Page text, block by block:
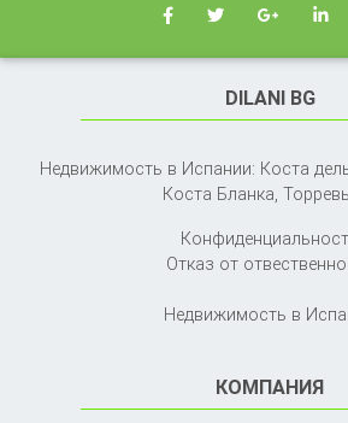
DILANI BG
Недвижимость в Испании: Коста
Коста Бланка,
Отказ от
Недвижимость в
КОМПАНИЯ